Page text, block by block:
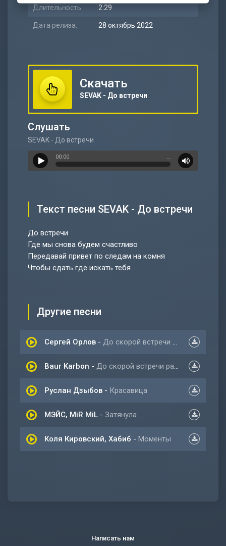
Длительность: 2:29
Дата релиза: 28 октябрь 2022
Скачать
SEVAK - До встречи
Слушать
SEVAK - До встречи
00:00 …
Текст песни SEVAK - До встречи
До встречи
Где мы снова будем счастливо
Передавай привет по следам на комня
Чтобы сдать где искать тебя
Другие песни
Сергей Орлов - До скорой встречи ждать тебя буду я
Baur Karbon - До скорой встречи расстворяемся
Руслан Дзыбов - Красавица
МЭЙС, MiR MiL - Затянула
Коля Кировский, Хабиб - Моменты
Написать нам